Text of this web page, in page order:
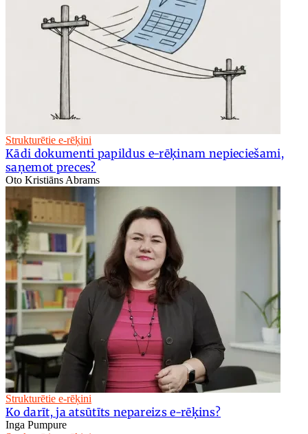
Strukturētie e-rēķini
Kādi dokumenti papildus e-rēķinam nepieciešami,
saņemot preces?
Oto Kristiāns Abrams
Strukturētie e-rēķini
Ko darīt, ja atsūtīts nepareizs e-rēķins?
Inga Pumpure